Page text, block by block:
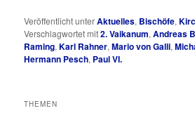
Veröffentlicht unterAktuelles, Bischöfe,
Verschlagwortet mit2. Vaikanum,Andreas
Raming,Karl Rahner,Mario von Galli,
Hermann Pesch, Paul VI.
THEMEN